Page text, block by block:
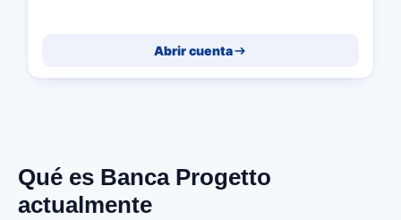
Abrir cuenta
Qué es Banca Progetto
actualmente